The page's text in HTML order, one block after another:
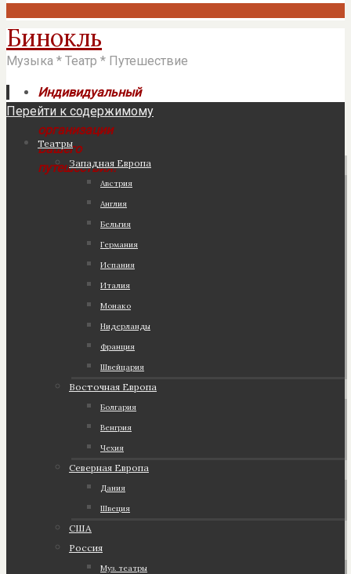
Бинокль
Музыка * Театр * Путешествие
Индивидуальный
подход к
организации
Вашего
путешествия!
Перейти к содержимому
Театры
Западная Европа
Австрия
Англия
Бельгия
Германия
Испания
Италия
Монако
Нидерланды
Франция
Швейцария
Восточная Европа
Болгария
Венгрия
Чехия
Северная Европа
Дания
Швеция
США
Россия
Муз. театры